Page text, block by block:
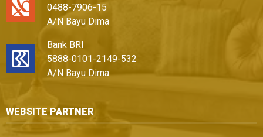
0488-7906-15
A/N Bayu Dima
Bank BRI
5888-0101-2149-532
A/N Bayu Dima
WEBSITE PARTNER